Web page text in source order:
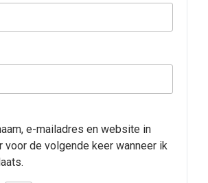
e-mailadres en website in
voor de volgende keer wanneer ik